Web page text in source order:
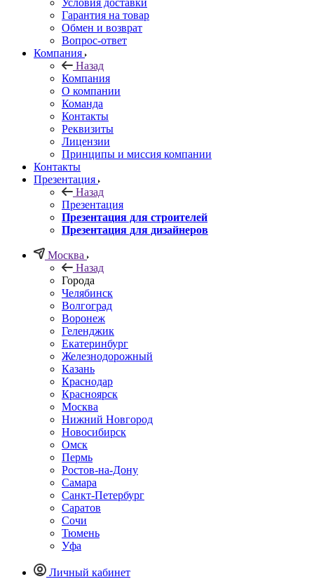
Условия доставки
Гарантия на товар
Обмен и возврат
Вопрос-ответ
Компания
Назад
Компания
О компании
Команда
Контакты
Реквизиты
Лицензии
Принципы и миссия компании
Контакты
Презентация
Назад
Презентация
Презентация для строителей
Презентация для дизайнеров
Москва
Назад
Города
Челябинск
Волгоград
Воронеж
Геленджик
Екатеринбург
Железнодорожный
Казань
Краснодар
Красноярск
Москва
Нижний Новгород
Новосибирск
Омск
Пермь
Ростов-на-Дону
Самара
Санкт-Петербург
Саратов
Сочи
Тюмень
Уфа
Личный кабинет